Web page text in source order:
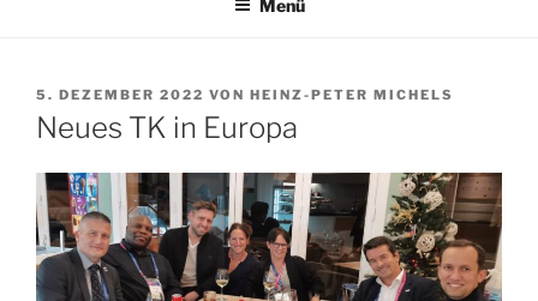
Menü
VERÖFFENTLICHT
AM
5. DEZEMBER 2022 VON HEINZ-PETER MICHELS
Neues TK in Europa